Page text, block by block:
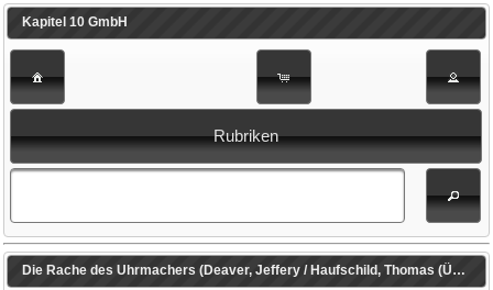
Kapitel 10 GmbH
Rubriken
Die Rache des Uhrmachers (Deaver, Jeffery / Haufschild, Thomas (Übers.))